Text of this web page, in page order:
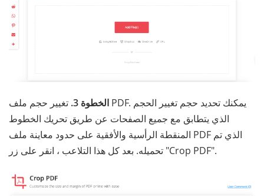
الخطوة 3.
تغيير حجم ملف PDF. يمكنك تحديد حجم تغيير الحجم
الذي يتطابق مع جميع الصفحات عن طريق تحريك الخطوط
المنقطة الرأسية والأفقية على حدود معاينة ملف PDF الذي تم
تحميله. بعد كل هذا التلاعب ، انقر على زر "Crop PDF".